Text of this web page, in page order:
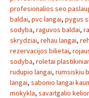
profesionalios seo
baldai, pvc langai, pygus
sodyba, raguvos baldai,
skrydziai, rehau langai,
rezervacijos bilietai,
sodyba, roletai
rudupio langai, rumsiskiu
langai, sabonio langai
mokykla, savaitgalio